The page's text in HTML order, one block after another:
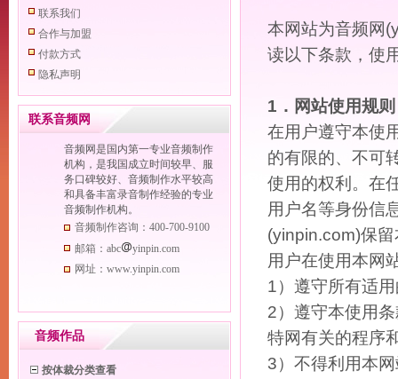
联系我们
合作与加盟
付款方式
隐私声明
联系音频网
音频网是国内第一专业音频制作
机构，是我国成立时间较早、服
务口碑较好、音频制作水平较高
和具备丰富录音制作经验的专业
音频制作机构。
音频制作咨询：400-700-9100
邮箱：abc
yinpin.com
网址：www.yinpin.com
音频作品
按体裁分类查看
本网站为音频网
读以下条款，使
1．网站使用规则
在用户遵守本使
的有限的、不可
使用的权利。在
用户名等身份信
(yinpin.com)保
用户在使用本网
1）遵守所有适
2）遵守本使用
特网有关的程序
3）不得利用本